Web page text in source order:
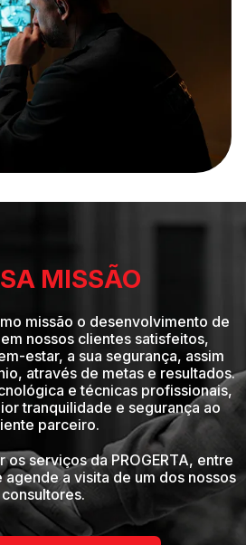
MISSÃO
missão o desenvolvimento de
nossos clientes satisfeitos,
estar, a sua segurança, assim
através de metas e resultados.
e técnicas profissionais,
tranquilidade e segurança ao
parceiro.
serviços da PROGERTA, entre
a visita de um dos nossos
consultores.